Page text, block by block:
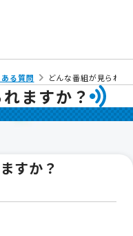
る質問 どんな番組が見られま
ますか？
すか？